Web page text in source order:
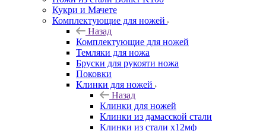
Кукри и Мачете
Комплектующие для ножей
Назад
Комплектующие для ножей
Темляки для ножа
Бруски для рукояти ножа
Поковки
Клинки для ножей
Назад
Клинки для ножей
Клинки из дамасской стали
Клинки из стали х12мф